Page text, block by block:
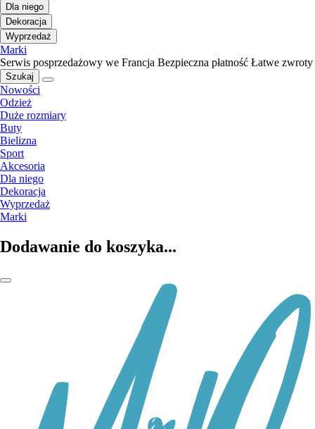
Dla niego
Dekoracja
Wyprzedaż
Marki
Serwis posprzedażowy we Francja Bezpieczna płatność Łatwe zwroty
Szukaj
Nowości
Odzież
Duże rozmiary
Buty
Bielizna
Sport
Akcesoria
Dla niego
Dekoracja
Wyprzedaż
Marki
Dodawanie do koszyka...